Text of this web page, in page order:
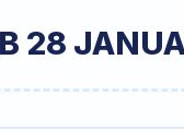
28